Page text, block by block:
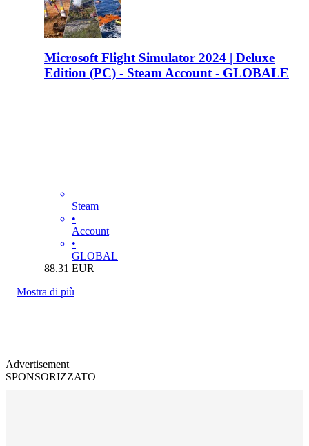
Microsoft Flight Simulator 2024 | Deluxe
Edition (PC) - Steam Account - GLOBALE
Steam
•
Account
•
GLOBAL
88.31 EUR
Mostra di più
Advertisement
SPONSORIZZATO